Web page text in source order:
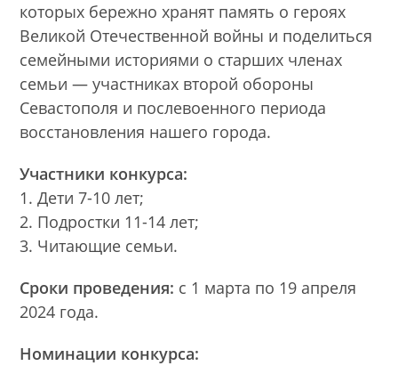
которых бережно хранят память о героях
Великой Отечественной войны и поделиться
семейными историями о старших членах
семьи — участниках второй обороны
Севастополя и послевоенного периода
восстановления нашего города.
Участники конкурса:
1. Дети 7-10 лет;
2. Подростки 11-14 лет;
3. Читающие семьи.
Сроки проведения: с 1 марта по 19 апреля
2024 года.
Номинации конкурса: